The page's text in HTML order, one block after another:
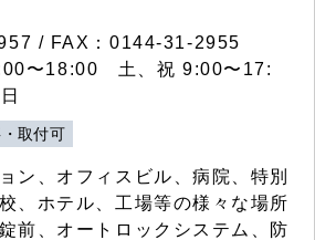
/ FAX：0144-31-2955
〜18:00 土、祝 9:00〜17:
取付可
ン、オフィスビル、病院、特別
、ホテル、工場等の様々な場所
前、オートロックシステム、防